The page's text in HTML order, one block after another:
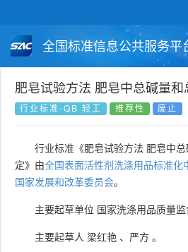
全国标准信息公共服务平
国家标准 行业标准
国外标准 技术委员会
肥皂试验方法 肥皂中总碱量
行业标准-QB 轻工 推荐性 废止
行业标准《肥皂试验方法 肥皂中
定》由全国表面活性剂洗涤用品标准化
国家发展和改革委员会。
主要起草单位 国家洗涤用品质量监
主要起草人 梁红艳 、 严方 。